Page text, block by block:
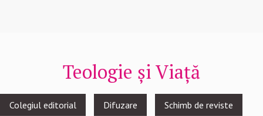
Teologie și Viață
Footer
Colegiul editorial Difuzare Schimb de reviste